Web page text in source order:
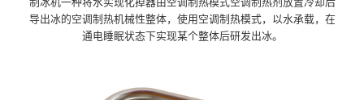
导出冰的空调制热机械性整体，使用空调制热模式，以水承载，在
通电睡眠状态下实现某个整体后研发出冰。